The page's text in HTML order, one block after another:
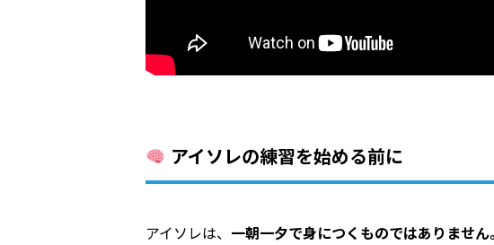
アイソレの練習を始める前に
アイソレは、 一朝一夕で身につくものではありません。